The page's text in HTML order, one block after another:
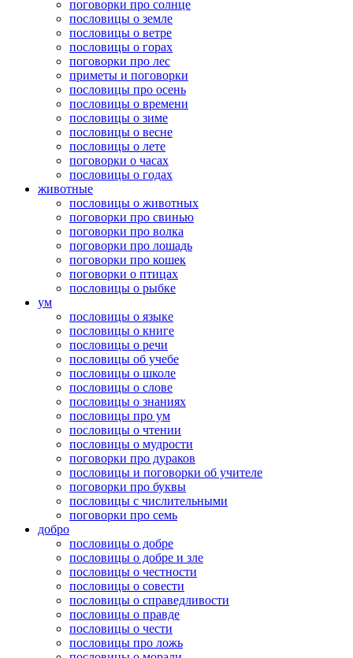
поговорки про солнце
пословицы о земле
пословицы о ветре
пословицы о горах
поговорки про лес
приметы и поговорки
пословицы про осень
пословицы о времени
пословицы о зиме
пословицы о весне
пословицы о лете
поговорки о часах
пословицы о годах
животные
пословицы о животных
поговорки про свинью
поговорки про волка
поговорки про лошадь
поговорки про кошек
поговорки о птицах
пословицы о рыбке
ум
пословицы о языке
пословицы о книге
пословицы о речи
пословицы об учебе
пословицы о школе
пословицы о слове
пословицы о знаниях
пословицы про ум
пословицы о чтении
пословицы о мудрости
поговорки про дураков
пословицы и поговорки об учителе
поговорки про буквы
пословицы с числительными
поговорки про семь
добро
пословицы о добре
пословицы о добре и зле
пословицы о честности
пословицы о совести
пословицы о справедливости
пословицы о правде
пословицы о чести
пословицы про ложь